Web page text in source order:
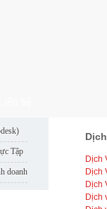
Tập
doanh
Dịch
Dịch
Dịch
Dịch